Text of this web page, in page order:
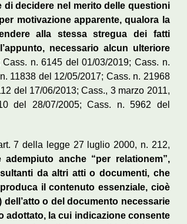
decidere nel merito delle questioni
motivazione apparente, qualora la
alla stessa stregua dei fatti
necessario alcun ulteriore
n. 6145 del 01/03/2019; Cass. n.
11838 del 12/05/2017; Cass. n. 21968
del 17/06/2013; Cass., 3 marzo 2011,
del 28/07/2005; Cass. n. 5962 del
7 della legge 27 luglio 2000, n. 212,
anche “per relationem”,
da altri atti o documenti, che
il contenuto essenziale, cioè
o del documento necessarie
adottato, la cui indicazione consente